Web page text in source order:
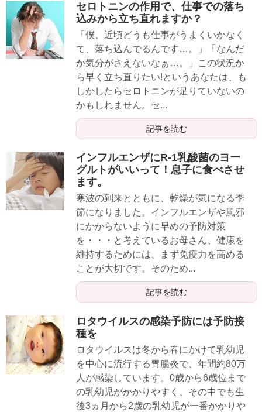
セロトニンの作用で、仕事での落ち
込みから立ち直れますか？
「僕、近頃どうも仕事がうまくいかなく
て、落ち込んでるんです…。」「なんだ
か気分がさえないなぁ…。」この状況か
ら早く立ち直りたい!というあなたは、も
しかしたらセロトニンが足りていないの
かもしれません。セ...
記事を読む
インフルエンザにR-1乳酸菌のヨー
グルトがいいって！息子に食べさせ
ます。
寒波の到来とともに、乾燥が気になる季
節になりました。インフルエンザや風邪
にかからないように早めの予防対策
を・・・と考えているお母さん、健康を
維持するためには、まず免疫力を高める
ことが大切です。そのため...
記事を読む
ロタウイルスの感染予防には予防接
種を
ロタウイルスは冬から春にかけて乳幼児
を中心に流行する胃腸炎で、年間約80万
人が感染しています。0歳から6歳位まで
の乳幼児がかかりやすく、その中でも生
後3ヵ月から2歳の乳幼児が一番かかりや